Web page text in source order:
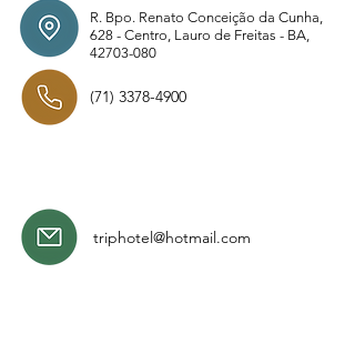
R. Bpo. Renato Conceição da Cunha,
628 - Centro, Lauro de Freitas - BA,
42703-080
(71) 3378-4900
triphotel@hotmail.com